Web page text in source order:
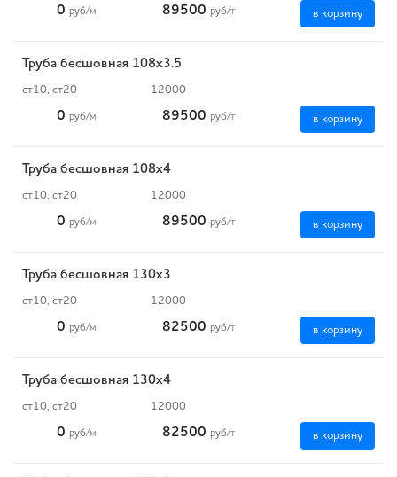
0 руб/м 89500 руб/т в корзину
Труба бесшовная 108х3.5
ст10, ст20 12000
0 руб/м 89500 руб/т в корзину
Труба бесшовная 108х4
ст10, ст20 12000
0 руб/м 89500 руб/т в корзину
Труба бесшовная 130х3
ст10, ст20 12000
0 руб/м 82500 руб/т в корзину
Труба бесшовная 130х4
ст10, ст20 12000
0 руб/м 82500 руб/т в корзину